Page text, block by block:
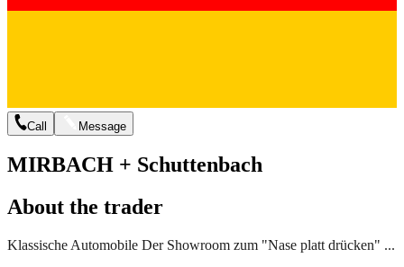
Call Message
MIRBACH + Schuttenbach
About the trader
Klassische Automobile Der Showroom zum "Nase platt drücken" ...